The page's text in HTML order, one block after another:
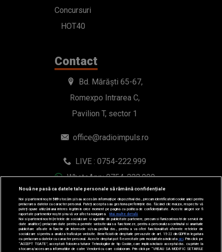
Concursuri
HOT40
Contact
Bd. Mărăști 65-67,
Romexpo Intrarea C,
Pavilion T, sector 1
office@radioimpuls.ro
LIVE : 0754-222.999
WhatsApp: 0754-222.999
Nouă ne pasă ca datele tale personale să rămână confidențiale
Noi și partenerii noștri589stocăm și/sau accesăm informații pe dispozitivul dvs., precum identificatorii cookie unici pentru
prelucrarea datelor cu caracter personal. Puteți accepta sau gestiona preferințele dvs. făcând clic mai jos, respectiv vă
puteți opune utilizării unui interes legitim în orice moment pe pagina cu politica de confidențialitate. Aceste alegeri vor fi
raportate partenerilor noștri și nu vă vor afecta navigarea.
Mai multe detalii
Noi si partenerii nostri (retelele de socializare si agentiile de publicitate partenere, precum si furnizorii nostri de servicii de
date analitice) prelucram date pentru a permite website-ului sa functioneze, pentru a personaliza continutul si anunturile
publicitare afisate in functie de interesele si/sau profilul dvs., pentru a va oferi functionalitati aferente retelelor de
socializare si pentru a analiza traficul pe website. Beneficiati de drepturile prevazute de art. 15-22 din GDPR in legatura
cu prelucrarea datelor cu caracter personal. Aceste drepturi pot fi exercitate prin modalitatea indicataaici . Prin click pe
“ACCEPT TOATE”, acceptati folosirea tuturor Tehnologiilor de tip Cookie, care implica inclusiv acceptul dvs. cu privire la
stocarea/accesarea informatiilor de catre Vendor-ii cu care colaboram. Prin click pe “VREAU SA MODIFIC SETARILE